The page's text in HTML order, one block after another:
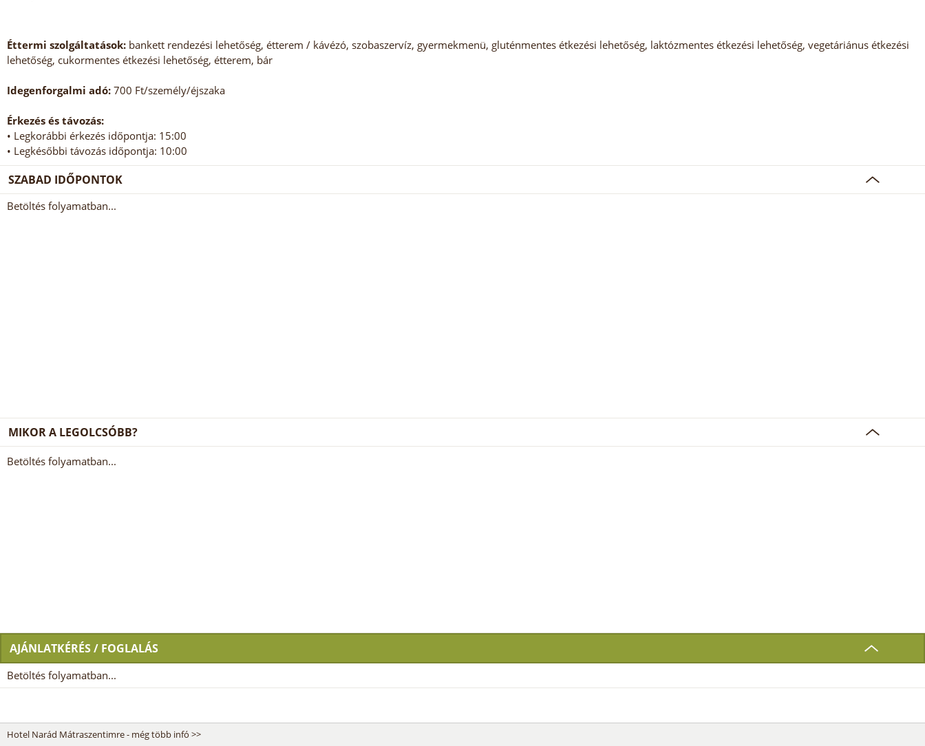
Éttermi szolgáltatások: bankett rendezési lehetőség, étterem / kávézó, szobaszervíz, gyermekmenü, gluténmentes étkezési lehetőség, laktózmentes étkezési lehetőség, vegetáriánus étkezési
lehetőség, cukormentes étkezési lehetőség, étterem, bár
Idegenforgalmi adó: 700 Ft/személy/éjszaka
Érkezés és távozás:
• Legkorábbi érkezés időpontja: 15:00
• Legkésőbbi távozás időpontja: 10:00
SZABAD IDŐPONTOK
Betöltés folyamatban...
MIKOR A LEGOLCSÓBB?
Betöltés folyamatban...
AJÁNLATKÉRÉS / FOGLALÁS
Betöltés folyamatban...
Hotel Narád Mátraszentimre - még több infó >>